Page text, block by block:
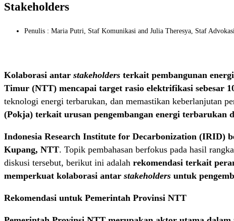
Stakeholders
Penulis : Maria Putri, Staf Komunikasi and Julia Theresya, Staf
Kolaborasi antar stakeholders terkait pembangunan
Timur (NTT) mencapai target rasio elektrifikasi sebesar
teknologi energi terbarukan, dan memastikan keberlanjutan
(Pokja) terkait urusan pengembangan energi terbarukan
Indonesia Research Institute for Decarbonization (IRID)
Kupang, NTT. Topik pembahasan berfokus pada hasil
diskusi tersebut, berikut ini adalah rekomendasi terkait
memperkuat kolaborasi antar stakeholders untuk
Rekomendasi untuk Pemerintah Provinsi NTT